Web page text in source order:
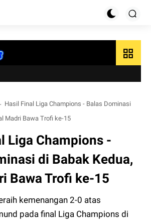
grid_view
Hasil Final Liga Champions - Balas Dominasi
Madri Bawa Trofi ke-15
Liga Champions -
di Babak Kedua,
Bawa Trofi ke-15
kemenangan 2-0 atas
pada final Liga Champions di